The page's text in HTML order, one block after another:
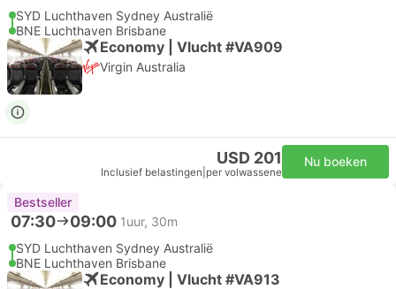
SYD Luchthaven Sydney Australië
BNE Luchthaven Brisbane
Economy | Vlucht #VA909
Virgin Australia
USD 201
Inclusief belastingen per volwassene
Nu boeken
Bestseller
07:30 09:00 1uur, 30m
SYD Luchthaven Sydney Australië
BNE Luchthaven Brisbane
Economy | Vlucht #VA913